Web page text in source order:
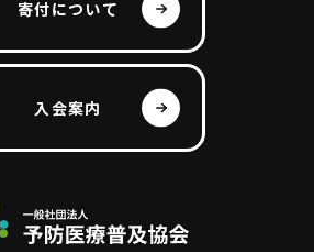
寄付について
入会案内